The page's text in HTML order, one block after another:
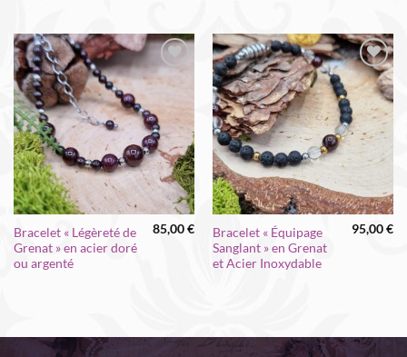
à
110,00 €
Ajouter
Bracelet « Légèreté de
Grenat » en acier doré
ou argenté
85,00€
Ajouter
à la liste
d’envies
Bracelet « Équipage
Sanglant » en Grenat
et Acier Inoxydable
95,00€